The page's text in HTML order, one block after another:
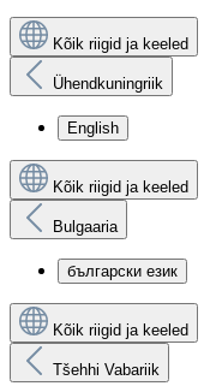
Kõik riigid ja keeled
Ühendkuningriik
English
Kõik riigid ja keeled
Bulgaaria
български език
Kõik riigid ja keeled
Tšehhi Vabariik